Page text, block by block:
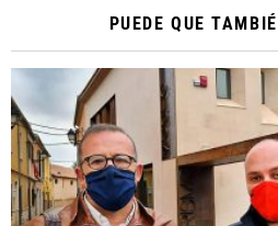
PUEDE QUE